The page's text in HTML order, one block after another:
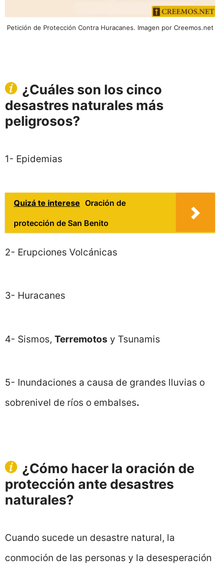
Petición de Protección Contra Huracanes. Imagen por Creemos.net
¿Cuáles son los cinco
desastres naturales más
peligrosos?
1- Epidemias
Quizá te interese Oración de
protección de San Benito
2- Erupciones Volcánicas
3- Huracanes
4- Sismos, Terremotos y Tsunamis
5- Inundaciones a causa de grandes lluvias o
sobrenivel de ríos o embalses.
¿Cómo hacer la oración de
protección ante desastres
naturales?
Cuando sucede un desastre natural, la
conmoción de las personas y la desesperación